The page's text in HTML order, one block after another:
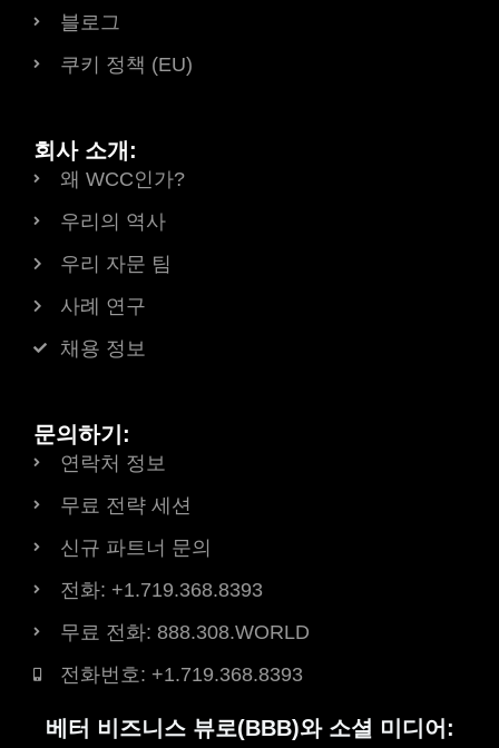
블로그
쿠키 정책 (EU)
회사 소개:
왜 WCC인가?
우리의 역사
우리 자문 팀
사례 연구
채용 정보
문의하기:
연락처 정보
무료 전략 세션
신규 파트너 문의
전화: +1.719.368.8393
무료 전화: 888.308.WORLD
전화번호: +1.719.368.8393
베터 비즈니스 뷰로(BBB)와 소셜 미디어: